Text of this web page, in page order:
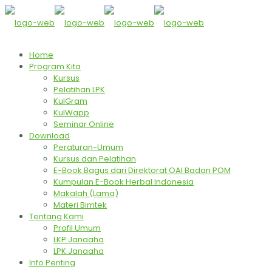
Home
Program Kita
Kursus
Pelatihan LPK
KulGram
KulWapp
Seminar Online
Download
Peraturan-Umum
Kursus dan Pelatihan
E-Book Bagus dari Direktorat OAI Badan POM
Kumpulan E-Book Herbal Indonesia
Makalah (Lama)
Materi Bimtek
Tentang Kami
Profil Umum
LKP Janaaha
LPK Janaaha
Info Penting